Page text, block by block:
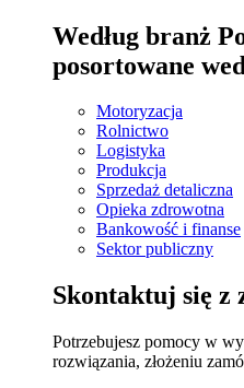
Według branż
posortowane
Motoryzacja
Rolnictwo
Logistyka
Produkcja
Sprzedaż detaliczna
Opieka zdrowotna
Bankowość i finanse
Sektor publiczny
Skontaktuj się z
Potrzebujesz pomocy w
rozwiązania, złożeniu